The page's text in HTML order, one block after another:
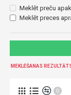
Meklēt preču
Meklēt preces
MEKLĒŠANAS
0